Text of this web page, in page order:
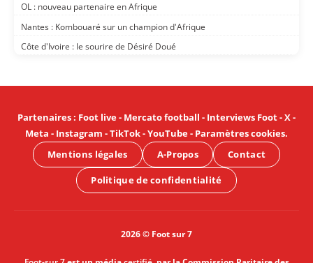
OL : nouveau partenaire en Afrique
Nantes : Kombouaré sur un champion d'Afrique
Côte d'Ivoire : le sourire de Désiré Doué
Partenaires: Foot live- Mercato football - Interviews Foot-X-
Meta - Instagram -TikTok-YouTube- Paramètres cookies.
Mentions légales
A-Propos Contact
Politique de confidentialité
2026 © Foot sur 7